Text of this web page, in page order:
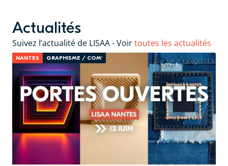
Actualités
Suivez l’actualité de LISAA - Voirtoutes les actualités
NANTES GRAPHISME / COM'